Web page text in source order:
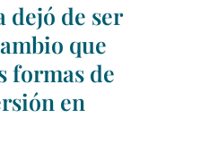
dejó de ser
que
formas de
en